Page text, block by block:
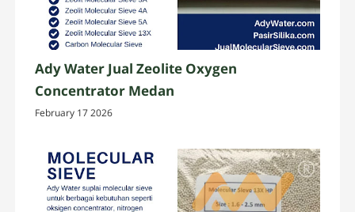
Ady Water Jual Zeolite Oxygen
Concentrator Medan
February 17 2026